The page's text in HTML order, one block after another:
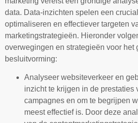
data. Data-inzichten spelen een
optimaliseren en effectiever targeten
marketingstrategieën. Hieronder
overwegingen en strategieën voor het
besluitvorming:
Analyseer websiteverkeer en
inzicht te krijgen in de prestaties
campagnes en om te begrijpen
meest effectief is. Door deze